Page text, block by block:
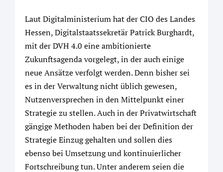
Laut Digitalministerium hat der CIO des Landes
Hessen, Digitalstaatssekretär Patrick Burghardt,
mit der DVH 4.0 eine ambitionierte
Zukunftsagenda vorgelegt, in der auch einige
neue Ansätze verfolgt werden. Denn bisher sei
es in der Verwaltung nicht üblich gewesen,
Nutzenversprechen in den Mittelpunkt einer
Strategie zu stellen. Auch in der Privatwirtschaft
gängige Methoden haben bei der Definition der
Strategie Einzug gehalten und sollen dies
ebenso bei Umsetzung und kontinuierlicher
Fortschreibung tun. Unter anderem seien die